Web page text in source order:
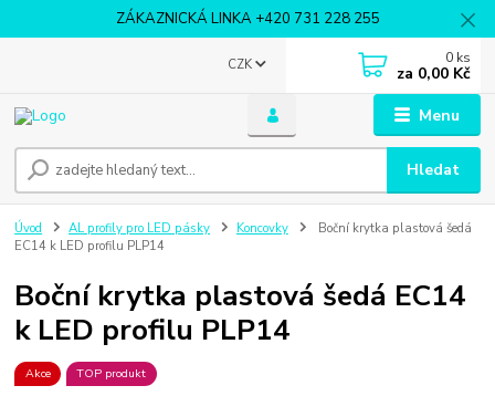
ZÁKAZNICKÁ LINKA +420 731 228 255
Menu
CZK
Hledat
0 ks
za 0,00 Kč
Úvod AL profily pro LED pásky Koncovky
Boční krytka plastová šedá
EC14 k LED profilu PLP14
Boční krytka plastová šedá EC14
k LED profilu PLP14
Akce TOP produkt